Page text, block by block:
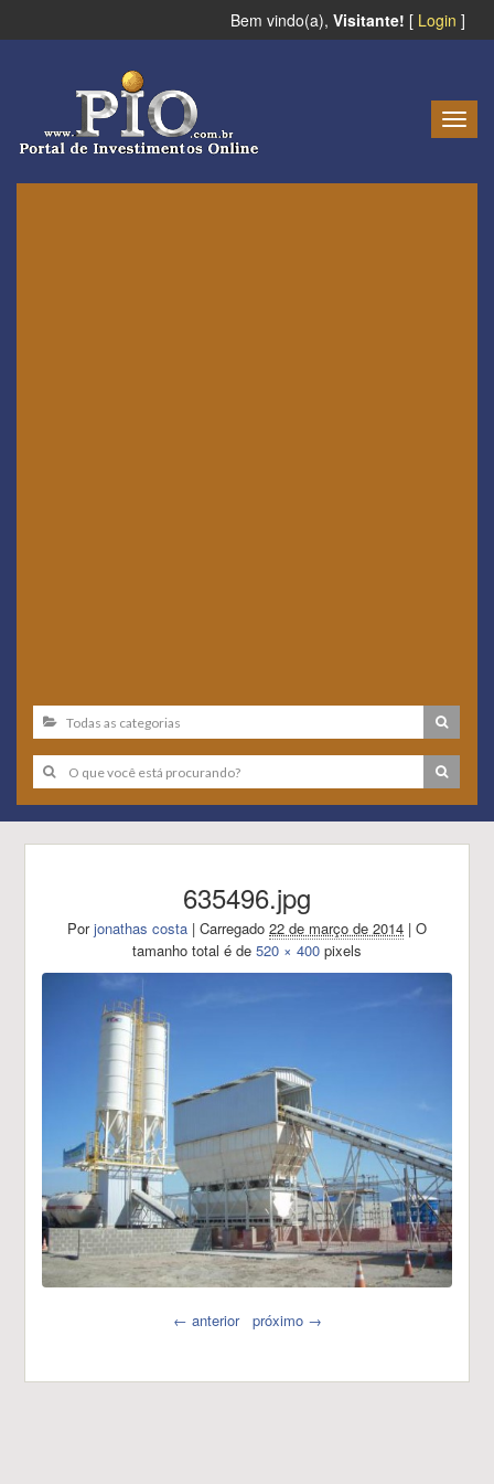
Bem vindo(a), Visitante! [ Login ]
635496.jpg
Por jonathas costa | Carregado 22 de março de 2014 | O
tamanho total é de 520 × 400 pixels
← anterior próximo →